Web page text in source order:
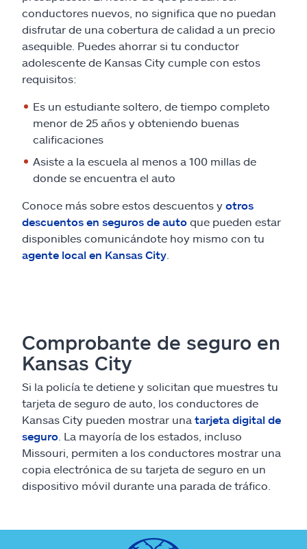
conductores nuevos, no significa que no puedan
disfrutar de una cobertura de calidad a un precio
asequible. Puedes ahorrar si tu conductor
adolescente de Kansas City cumple con estos
requisitos:
Es un estudiante soltero, de tiempo completo
menor de 25 años y obteniendo buenas
calificaciones
Asiste a la escuela al menos a 100 millas de
donde se encuentra el auto
Conoce más sobre estos descuentos y otros
descuentos en seguros de auto que pueden estar
disponibles comunicándote hoy mismo con tu
agente local en Kansas City
Comprobante de seguro en
Kansas City
Si la policía te detiene y solicitan que muestres tu
tarjeta de seguro de auto, los conductores de
Kansas City pueden mostrar una tarjeta digital de
seguro . La mayoría de los estados, incluso
Missouri, permiten a los conductores mostrar una
copia electrónica de su tarjeta de seguro en un
dispositivo móvil durante una parada de tráfico.